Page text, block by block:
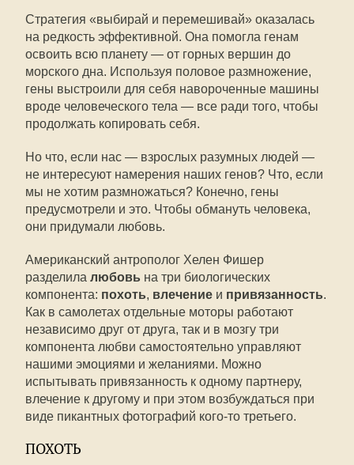
Стратегия «выбирай и перемешивай» оказалась
на редкость эффективной. Она помогла генам
освоить всю планету — от горных вершин до
морского дна. Используя половое размножение,
гены выстроили для себя навороченные машины
вроде человеческого тела — все ради того, чтобы
продолжать копировать себя.
Но что, если нас — взрослых разумных людей —
не интересуют намерения наших генов? Что, если
мы не хотим размножаться? Конечно, гены
предусмотрели и это. Чтобы обмануть человека,
они придумали любовь.
Американский антрополог Хелен Фишер
разделила любовь на три биологических
компонента: похоть, влечение и привязанность.
Как в самолетах отдельные моторы работают
независимо друг от друга, так и в мозгу три
компонента любви самостоятельно управляют
нашими эмоциями и желаниями. Можно
испытывать привязанность к одному партнеру,
влечение к другому и при этом возбуждаться при
виде пикантных фотографий кого-то третьего.
ПОХОТЬ